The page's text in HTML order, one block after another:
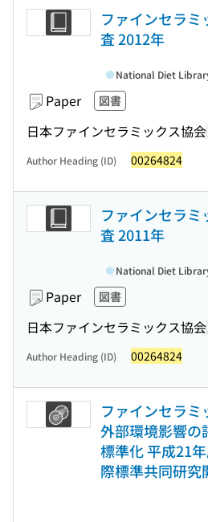
ファインセラミ
査 2012年
Paper 図書
日本ファインセラミックス協会
National Diet
Author Heading (ID) 00264824
ファインセラミ
査 2011年
Paper 図書
日本ファインセラミックス協会
National Diet
Author Heading (ID) 00264824
ファインセラミ
外部環境影響の
標準化 平成21
際標準共同研究